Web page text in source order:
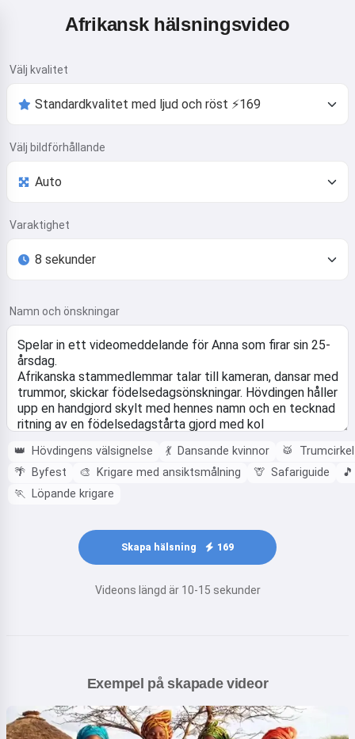
Afrikansk hälsningsvideo
Välj kvalitet
Välj bildförhållande
Varaktighet
Namn och önskningar
👑 Hövdingens välsignelse 💃 Dansande kvinnor 🥁
Trumcirkel
🌴 Byfest 🎨 Krigare med ansiktsmålning 🦒 Safariguide
🎵
🏃
Löpande krigare
Skapa hälsning 169
Videons längd är 10-15 sekunder
Exempel på skapade videor